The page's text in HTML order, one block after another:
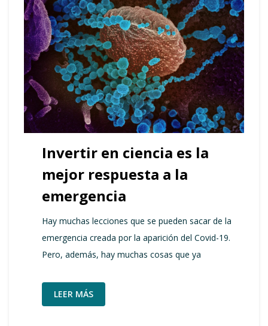
Invertir en ciencia es la
mejor respuesta a la
emergencia
Hay muchas lecciones que se pueden sacar de la
emergencia creada por la aparición del Covid-19.
Pero, además, hay muchas cosas que ya
LEER MÁS